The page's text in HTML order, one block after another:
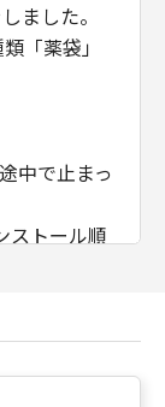
ました。
「薬袋」
中で止まっ
ストール順